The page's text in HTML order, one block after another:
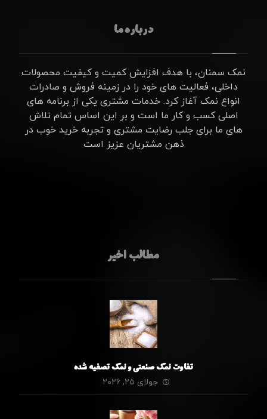
درباره ما
نمک سمنان، با هدف افزایش کمیت و کیفیت محصولات
داخلی، فعالیت های خود را در زمینه فروش و صادرات
انواع نمک آغاز کرد. خدمات مشتری یکی از برنامه های
اصلی کسب و کار ما است و بر این اساس تمام تلاش
های ما برای جلب رضایت مشتری و تجربه خرید خوب در
ذهن مشتریان عزیز است
مطالب اخیر
تفاوت نمک صنعتی و نمک تصفیه شده
جولای ۲۵, ۲۰۲۶